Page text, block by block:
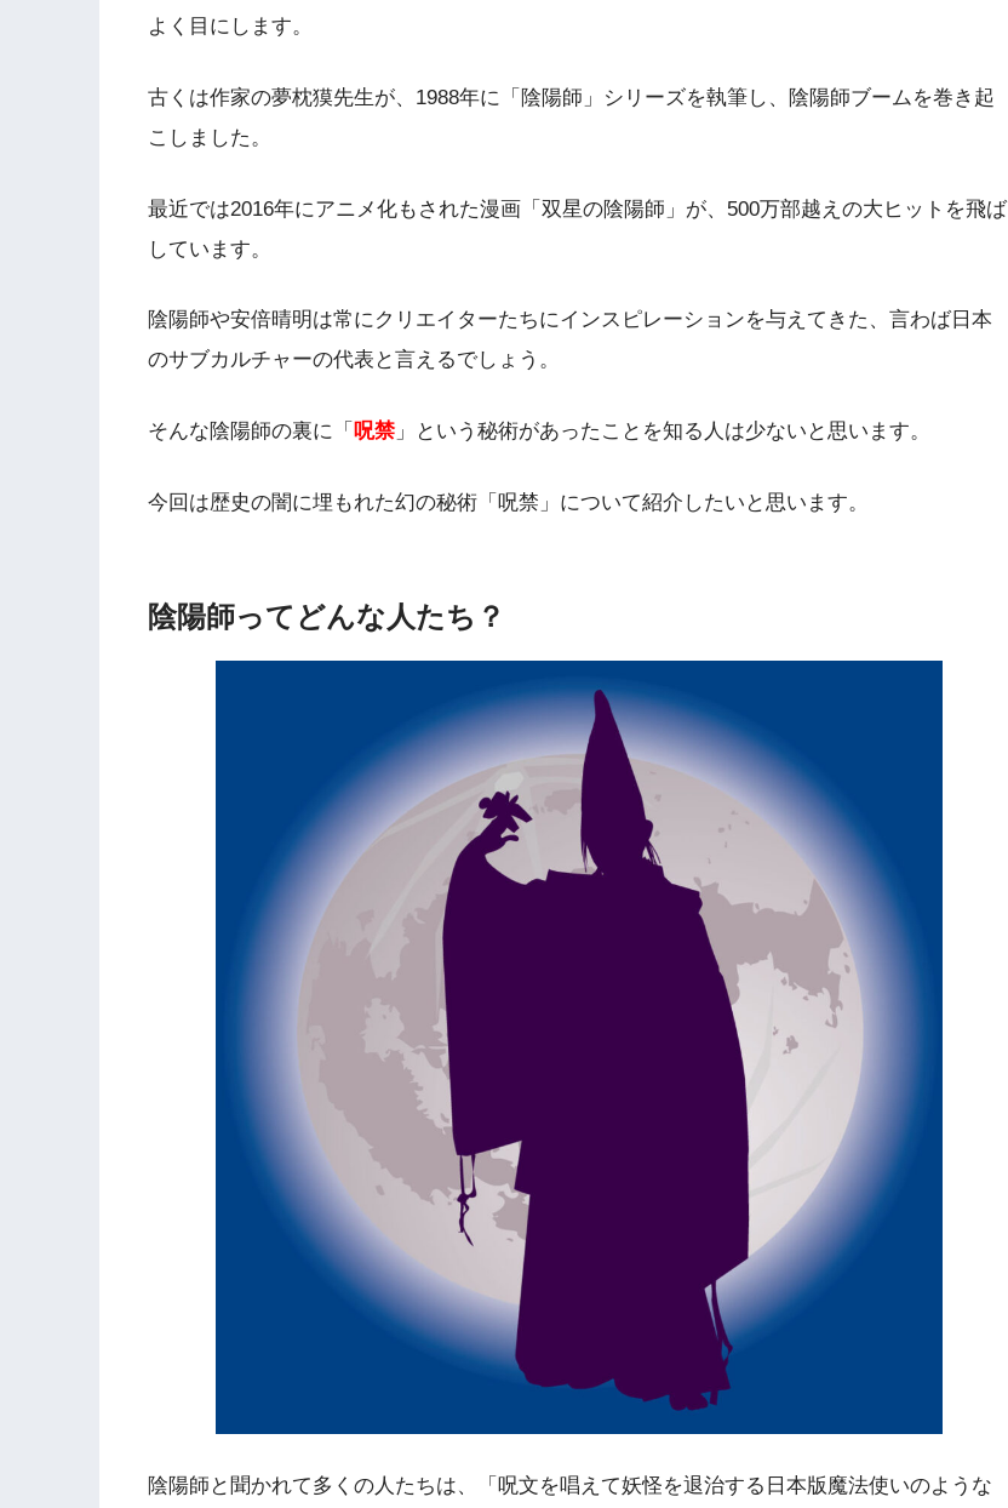
よく目にします。
古くは作家の夢枕獏先生が、1988年に「陰陽師」シリーズを執筆し、陰陽師ブームを巻き起
こしました。
最近では2016年にアニメ化もされた漫画「双星の陰陽師」が、500万部越えの大ヒットを飛ば
しています。
陰陽師や安倍晴明は常にクリエイターたちにインスピレーションを与えてきた、言わば日本
のサブカルチャーの代表と言えるでしょう。
そんな陰陽師の裏に「 呪禁 」という秘術があったことを知る人は少ないと思います。
今回は歴史の闇に埋もれた幻の秘術「呪禁」について紹介したいと思います。
陰陽師ってどんな人たち？
陰陽師と聞かれて多くの人たちは、「呪文を唱えて妖怪を退治する日本版魔法使いのような